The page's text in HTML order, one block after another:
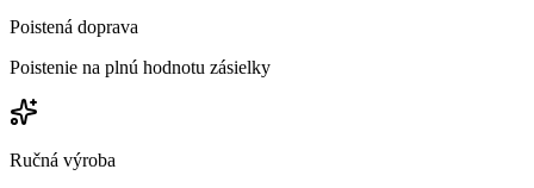
Poistená doprava
Poistenie na plnú hodnotu zásielky
Ručná výroba